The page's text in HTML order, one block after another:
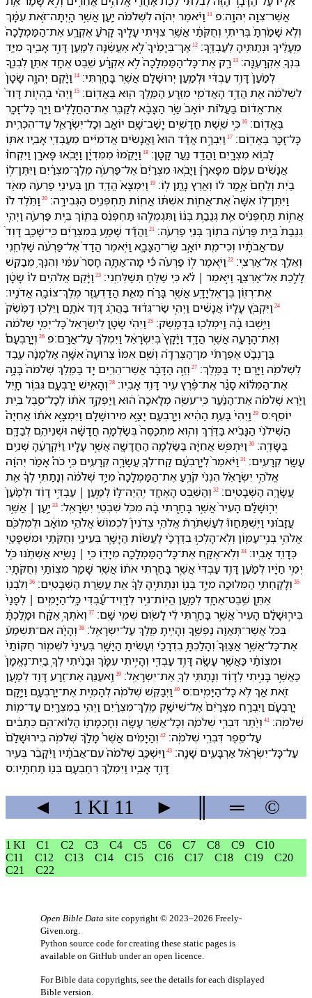
אֲשֶׁר־צִוָּ֖ה יְהוָֽה׃פ
11 וַ⁠יֹּ֨אמֶר יְהוָ֜ה לִ⁠שְׁלֹמֹ֗ה יַ֚עַן אֲשֶׁ֣ר הָֽיְתָה־זֹּ֣את עִמָּ֔⁠ךְ
וְ⁠לֹ֤א שָׁמַ֨רְתָּ֙ בְּרִיתִ֣⁠י וְ⁠חֻקֹּתַ֔⁠י אֲשֶׁ֥ר צִוִּ֖יתִי עָלֶ֑י⁠ךָ קָרֹ֨עַ אֶקְרַ֤ע אֶת־הַ⁠מַּמְלָכָה֙
מֵֽ⁠עָלֶ֔י⁠ךָ וּ⁠נְתַתִּ֖י⁠הָ לְ⁠עַבְדֶּֽ⁠ךָ׃ 12 אַךְ־בְּ⁠יָמֶ֨י⁠ךָ֙ לֹ֣א אֶעֱשֶׂ֔⁠נָּה לְמַ֖עַן דָּוִ֣ד אָבִ֑י⁠ךָ מִ⁠יַּ֥ד
בִּנְ⁠ךָ֖ אֶקְרָעֶֽ⁠נָּה׃ 13 רַ֤ק אֶת־כָּל־הַ⁠מַּמְלָכָה֙ לֹ֣א אֶקְרָ֔ע שֵׁ֥בֶט אֶחָ֖ד אֶתֵּ֣ן לִ⁠בְנֶ֑⁠ךָ
לְמַ֨עַן֙ דָּוִ֣ד עַבְדִּ֔⁠י וּ⁠לְמַ֥עַן יְרוּשָׁלִַ֖ם אֲשֶׁ֥ר בָּחָֽרְתִּי׃ 14 וַ⁠יָּ֨קֶם יְהוָ֤ה שָׂטָן֙
לִ⁠שְׁלֹמֹ֔ה אֵ֖ת הֲדַ֣ד הָ⁠אֲדֹמִ֑י מִ⁠זֶּ֧רַע הַ⁠מֶּ֛לֶךְ ה֖וּא בֶּ⁠אֱדֽוֹם׃ 15 וַ⁠יְהִ֗י בִּֽ⁠הְי֤וֹת דָּוִד֙
אֶת־אֱד֔וֹם בַּ⁠עֲל֗וֹת יוֹאָב֙ שַׂ֣ר הַ⁠צָּבָ֔א לְ⁠קַבֵּ֖ר אֶת־הַ⁠חֲלָלִ֑ים וַ⁠יַּ֥ךְ כָּל־זָכָ֖ר
בֶּ⁠אֱדֽוֹם׃ 16 כִּ֣י שֵׁ֧שֶׁת חֳדָשִׁ֛ים יָֽשַׁב־שָׁ֥ם יוֹאָ֖ב וְ⁠כָל־יִשְׂרָאֵ֑ל עַד־הִכְרִ֥ית
כָּל־זָכָ֖ר בֶּ⁠אֱדֽוֹם׃ 17 וַ⁠יִּבְרַ֣ח אֲדַ֡ד הוּא֩ וַ⁠אֲנָשִׁ֨ים אֲדֹמִיִּ֜ים מֵ⁠עַבְדֵ֥י אָבִ֛י⁠ו אִתּ֖⁠וֹ
לָ⁠ב֣וֹא מִצְרָ֑יִם וַ⁠הֲדַ֖ד נַ֥עַר קָטָֽן׃ 18 וַ⁠יָּקֻ֨מוּ֙ מִ⁠מִּדְיָ֔ן וַ⁠יָּבֹ֖אוּ פָּארָ֑ן וַ⁠יִּקְחוּ֩
אֲנָשִׁ֨ים עִמָּ֜⁠ם מִ⁠פָּארָ֗ן וַ⁠יָּבֹ֤אוּ מִצְרַ֨יִם֙ אֶל־פַּרְעֹ֣ה מֶֽלֶךְ־מִצְרַ֔יִם וַ⁠יִּתֶּן־ל֣⁠וֹ
בַ֗יִת וְ⁠לֶ֨חֶם֙ אָ֣מַר ל֔⁠וֹ וְ⁠אֶ֖רֶץ נָ֥תַן לֽ⁠וֹ׃ 19 וַ⁠יִּמְצָא֙ הֲדַ֥ד חֵ֛ן בְּ⁠עֵינֵ֥י פַרְעֹ֖ה מְאֹ֑ד
וַ⁠יִּתֶּן־ל֤⁠וֹ אִשָּׁה֙ אֶת־אֲח֣וֹת אִשְׁתּ֔⁠וֹ אֲח֖וֹת תַּחְפְּנֵ֥יס הַ⁠גְּבִירָֽה׃ 20 וַ⁠תֵּ֨לֶד ל֜⁠וֹ
אֲח֣וֹת תַּחְפְּנֵ֗יס אֵ֚ת גְּנֻבַ֣ת בְּנ֔⁠וֹ וַ⁠תִּגְמְלֵ֣⁠הוּ תַחְפְּנֵ֔ס בְּ⁠ת֖וֹךְ בֵּ֣ית פַּרְעֹ֑ה וַ⁠יְהִ֤י
גְנֻבַת֙ בֵּ֣ית פַּרְעֹ֔ה בְּ⁠ת֖וֹךְ בְּנֵ֥י פַרְעֹֽה׃
21 וַ⁠הֲדַ֞ד שָׁמַ֣ע בְּ⁠מִצְרַ֗יִם כִּֽי־שָׁכַ֤ב דָּוִד֙
עִם־אֲבֹתָ֔י⁠ו וְ⁠כִי־מֵ֖ת יוֹאָ֣ב שַֽׂר־הַ⁠צָּבָ֑א וַ⁠יֹּ֤אמֶר הֲדַד֙ אֶל־פַּרְעֹ֔ה שַׁלְּחֵ֖⁠נִי
וְ⁠אֵלֵ֥ךְ אֶל־אַרְצִֽ⁠י׃ 22 וַ⁠יֹּ֧אמֶר ל֣⁠וֹ פַרְעֹ֗ה כִּ֠י מָה־אַתָּ֤ה חָסֵר֙ עִמִּ֔⁠י וְ⁠הִנְּ⁠ךָ֥ מְבַקֵּ֖שׁ
לָ⁠לֶ֣כֶת אֶל־אַרְצֶ֑⁠ךָ וַ⁠יֹּ֣אמֶר ׀ לֹ֔א כִּ֥י שַׁלֵּ֖חַ תְּשַׁלְּחֵֽ⁠נִי׃ 23 וַ⁠יָּ֨קֶם אֱלֹהִ֥ים ל⁠וֹ֙ שָׂטָ֔ן
אֶת־רְז֖וֹן בֶּן־אֶלְיָדָ֑ע אֲשֶׁ֣ר בָּרַ֗ח מֵ⁠אֵ֛ת הֲדַדְעֶ֥זֶר מֶֽלֶךְ־צוֹבָ֖ה אֲדֹנָֽי⁠ו׃
24 וַ⁠יִּקְבֹּ֤ץ עָלָי⁠ו֙ אֲנָשִׁ֔ים וַ⁠יְהִ֣י שַׂר־גְּד֔וּד בַּ⁠הֲרֹ֥ג דָּוִ֖ד אֹתָ֑⁠ם וַ⁠יֵּלְכ֤וּ דַמֶּ֨שֶׂק֙
וַ⁠יֵּ֣שְׁבוּ בָ֔⁠הּ וַֽ⁠יִּמְלְכ֖וּ בְּ⁠דַמָּֽשֶׂק׃ 25 וַ⁠יְהִ֨י שָׂטָ֤ן לְ⁠יִשְׂרָאֵל֙ כָּל־יְמֵ֣י שְׁלֹמֹ֔ה
וְ⁠אֶת־הָ⁠רָעָ֖ה אֲשֶׁ֣ר הֲדָ֑ד וַ⁠יָּ֨קָץ֙ בְּ⁠יִשְׂרָאֵ֔ל וַ⁠יִּמְלֹ֖ךְ עַל־אֲרָֽם׃פ 26 וְ⁠יָרָבְעָם֩
בֶּן־נְבָ֨ט אֶפְרָתִ֜י מִן־הַ⁠צְּרֵדָ֗ה וְ⁠שֵׁ֤ם אִמּ⁠וֹ֙ צְרוּעָה֙ אִשָּׁ֣ה אַלְמָנָ֔ה עֶ֖בֶד
לִ⁠שְׁלֹמֹ֑ה וַ⁠יָּ֥רֶם יָ֖ד בַּ⁠מֶּֽלֶךְ׃ 27 וְ⁠זֶ֣ה הַ⁠דָּבָ֔ר אֲשֶׁר־הֵרִ֥ים יָ֖ד בַּ⁠מֶּ֑לֶךְ שְׁלֹמֹה֙ בָּנָ֣ה
אֶת־הַ⁠מִּלּ֔וֹא סָגַ֕ר אֶת־פֶּ֕רֶץ עִ֖יר דָּוִ֥ד אָבִֽי⁠ו׃ 28 וְ⁠הָ⁠אִ֥ישׁ יָרָבְעָ֖ם גִּבּ֣וֹר חָ֑יִל
וַ⁠יַּ֨רְא שְׁלֹמֹ֜ה אֶת־הַ⁠נַּ֗עַר כִּֽי־עֹשֵׂ֤ה מְלָאכָה֙ ה֔וּא וַ⁠יַּפְקֵ֣ד אֹת֔⁠וֹ לְ⁠כָל־סֵ֖בֶל בֵּ֥ית
יוֹסֵֽף׃ס 29 וַֽ⁠יְהִי֙ בָּ⁠עֵ֣ת הַ⁠הִ֔יא וְ⁠יָֽרָבְעָ֖ם יָצָ֣א מִ⁠ירוּשָׁלִָ֑ם וַ⁠יִּמְצָ֣א אֹת֡⁠וֹ אֲחִיָּה֩
הַ⁠שִּׁילֹנִ֨י הַ⁠נָּבִ֜יא בַּ⁠דֶּ֗רֶךְ וְ⁠ה֤וּא מִתְכַּסֶּה֙ בְּ⁠שַׂלְמָ֣ה חֲדָשָׁ֔ה וּ⁠שְׁנֵי⁠הֶ֥ם לְ⁠בַדָּ֖⁠ם
בַּ⁠שָּׂדֶֽה׃ 30 וַ⁠יִּתְפֹּ֣שׂ אֲחִיָּ֔ה בַּ⁠שַּׂלְמָ֥ה הַ⁠חֲדָשָׁ֖ה אֲשֶׁ֣ר עָלָ֑י⁠ו וַ⁠יִּ֨קְרָעֶ֔⁠הָ שְׁנֵ֥ים
עָשָׂ֖ר קְרָעִֽים׃
31 וַ⁠יֹּ֨אמֶר֙ לְ⁠יָֽרָבְעָ֔ם קַח־לְ⁠ךָ֖ עֲשָׂרָ֣ה קְרָעִ֑ים כִּ֣י כֹה֩ אָמַ֨ר יְהוָ֜ה
אֱלֹהֵ֣י יִשְׂרָאֵ֗ל הִנְ⁠נִ֨י קֹרֵ֤עַ אֶת־הַ⁠מַּמְלָכָה֙ מִ⁠יַּ֣ד שְׁלֹמֹ֔ה וְ⁠נָתַתִּ֣י לְ⁠ךָ֔ אֵ֖ת
עֲשָׂרָ֥ה הַ⁠שְּׁבָטִֽים׃ 32 וְ⁠הַ⁠שֵּׁ֥בֶט הָ⁠אֶחָ֖ד יִֽהְיֶה־לּ֑⁠וֹ לְמַ֣עַן ׀ עַבְדִּ֣⁠י דָוִ֗ד וּ⁠לְמַ֨עַן֙
יְר֣וּשָׁלִַ֔ם הָ⁠עִיר֙ אֲשֶׁ֣ר בָּחַ֣רְתִּי בָ֔⁠הּ מִ⁠כֹּ֖ל שִׁבְטֵ֥י יִשְׂרָאֵֽל׃ 33 יַ֣עַן ׀ אֲשֶׁ֣ר
עֲזָב֗וּ⁠נִי וַ⁠יִּֽשְׁתַּחֲווּ֮ לְ⁠עַשְׁתֹּרֶת֮ אֱלֹהֵ֣י צִֽדֹנִין֒ לִ⁠כְמוֹשׁ֙ אֱלֹהֵ֣י מוֹאָ֔ב וּ⁠לְ⁠מִלְכֹּ֖ם
אֱלֹהֵ֣י בְנֵֽי־עַמּ֑וֹן וְ⁠לֹֽא־הָלְכ֣וּ בִ⁠דְרָכַ֗⁠י לַ⁠עֲשׂ֨וֹת הַ⁠יָּשָׁ֧ר בְּ⁠עֵינַ֛⁠י וְ⁠חֻקֹּתַ֥⁠י וּ⁠מִשְׁפָּטַ֖⁠י
כְּ⁠דָוִ֥ד אָבִֽי⁠ו׃ 34 וְ⁠לֹֽא־אֶקַּ֥ח אֶת־כָּל־הַ⁠מַּמְלָכָ֖ה מִ⁠יָּד֑⁠וֹ כִּ֣י ׀ נָשִׂ֣יא אֲשִׁתֶ֗⁠נּוּ כֹּ֚ל
יְמֵ֣י חַיָּ֔י⁠ו לְמַ֨עַן דָּוִ֤ד עַבְדִּ⁠י֙ אֲשֶׁ֣ר בָּחַ֣רְתִּי אֹת֔⁠וֹ אֲשֶׁ֥ר שָׁמַ֖ר מִצְוֺתַ֥⁠י וְ⁠חֻקֹּתָֽ⁠י׃
35 וְ⁠לָקַחְתִּ֥י הַ⁠מְּלוּכָ֖ה מִ⁠יַּ֣ד בְּנ֑⁠וֹ וּ⁠נְתַתִּ֣י⁠הָ לְּ⁠ךָ֔ אֵ֖ת עֲשֶׂ֥רֶת הַ⁠שְּׁבָטִֽים׃ 36 וְ⁠לִ⁠בְנ֖⁠וֹ
אֶתֵּ֣ן שֵֽׁבֶט־אֶחָ֑ד לְמַ֣עַן הֱיֽוֹת־נִ֣יר לְ⁠דָֽוִיד־עַ֠בְדִּ⁠י כָּֽל־הַ⁠יָּמִ֤ים ׀ לְ⁠פָנַ⁠י֙
בִּ⁠יר֣וּשָׁלִַ֔ם הָ⁠עִיר֙ אֲשֶׁ֣ר בָּחַ֣רְתִּי לִ֔⁠י לָ⁠שׂ֥וּם שְׁמִ֖⁠י שָֽׁם׃ 37 וְ⁠אֹתְ⁠ךָ֣ אֶקַּ֔ח וּ⁠מָ֣לַכְתָּ֔
בְּ⁠כֹ֥ל אֲשֶׁר־תְּאַוֶּ֖ה נַפְשֶׁ֑⁠ךָ וְ⁠הָיִ֥יתָ מֶּ֖לֶךְ עַל־יִשְׂרָאֵֽל׃ 38 וְ⁠הָיָ֗ה אִם־תִּשְׁמַע֮
אֶת־כָּל־אֲשֶׁ֣ר אֲצַוֶּ⁠ךָ֒ וְ⁠הָלַכְתָּ֣ בִ⁠דְרָכַ֗⁠י וְ⁠עָשִׂ֨יתָ הַ⁠יָּשָׁ֤ר בְּ⁠עֵינַ⁠י֙ לִ⁠שְׁמ֤וֹר חֻקּוֹתַ⁠י֙
וּ⁠מִצְוֺתַ֔⁠י כַּ⁠אֲשֶׁ֥ר עָשָׂ֖ה דָּוִ֣ד עַבְדִּ֑⁠י וְ⁠הָיִ֣יתִי עִמָּ֗⁠ךְ וּ⁠בָנִ֨יתִי לְ⁠ךָ֤ בַֽיִת־נֶאֱמָן֙
כַּ⁠אֲשֶׁ֣ר בָּנִ֣יתִי לְ⁠דָוִ֔ד וְ⁠נָתַתִּ֥י לְ⁠ךָ֖ אֶת־יִשְׂרָאֵֽל׃ 39 וַֽ⁠אעַנֶּ֛ה אֶת־זֶ֥רַע דָּוִ֖ד לְמַ֣עַן
זֹ֑את אַ֖ךְ לֹ֥א כָל־הַ⁠יָּמִֽים׃ס 40 וַ⁠יְבַקֵּ֥שׁ שְׁלֹמֹ֖ה לְ⁠הָמִ֣ית אֶת־יָרָבְעָ֑ם וַ⁠יָּ֣קָם
יָרָבְעָ֗ם וַ⁠יִּבְרַ֤ח מִצְרַ֨יִם֙ אֶל־שִׁישַׁ֣ק מֶֽלֶךְ־מִצְרַ֔יִם וַ⁠יְהִ֥י בְ⁠מִצְרַ֖יִם עַד־מ֥וֹת
שְׁלֹמֹֽה׃
41 וְ⁠יֶ֨תֶר דִּבְרֵ֧י שְׁלֹמֹ֛ה וְ⁠כָל־אֲשֶׁ֥ר עָשָׂ֖ה וְ⁠חָכְמָת֑⁠וֹ הֲ⁠לֽוֹא־הֵ֣ם כְּתֻבִ֔ים
עַל־סֵ֖פֶר דִּבְרֵ֥י שְׁלֹמֹֽה׃ 42 וְ⁠הַ⁠יָּמִ֗ים אֲשֶׁר֩ מָלַ֨ךְ שְׁלֹמֹ֤ה בִ⁠ירוּשָׁלִַ֨ם֙
עַל־כָּל־יִשְׂרָאֵ֔ל אַרְבָּעִ֖ים שָׁנָֽה׃ 43 וַ⁠יִּשְׁכַּ֤ב שְׁלֹמֹה֙ עִם־אֲבֹתָ֔י⁠ו וַ⁠יִּ֨קָּבֵ֔ר בְּ⁠עִ֖יר
דָּוִ֣ד אָבִ֑י⁠ו וַ⁠יִּמְלֹ֛ךְ רְחַבְעָ֥ם בְּנ֖⁠וֹ תַּחְתָּֽי⁠ו׃ס
◄ 1 KI 11 ► ═ ©
1 KI C1 C2 C3 C4 C5 C6 C7 C8 C9
C10
C11
C12 C13 C14 C15 C16 C17 C18 C19
C20
C21
C22
Open Bible Data site copyright © 2023–2026 Freely-
Given.org
Python source code for creating these static pages is
available on GitHub under an open licence
For Bible data copyrights, see the details for each displayed
Bible version.